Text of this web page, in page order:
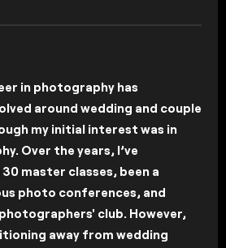
in photography has
around wedding and couple
my initial interest was in
Over the years, I’ve
master classes, been a
photo conferences, and
club. However,
away from wedding